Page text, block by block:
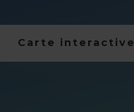
Carte interactive